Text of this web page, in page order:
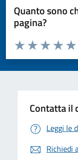
Quanto sono
pagina?
Valuta da 1 a 5 stelle la
Valuta
Valuta 3
Valuta 2 stelle
Valuta 1 stelle su 5
Contatta il
Leggi le
Richiedi